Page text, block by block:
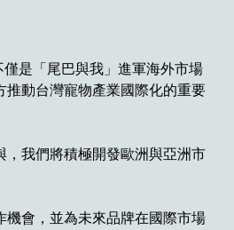
是「尾巴與我」進軍海外市場
推動台灣寵物產業國際化的重要
，我們將積極開發歐洲與亞洲市
機會，並為未來品牌在國際市場